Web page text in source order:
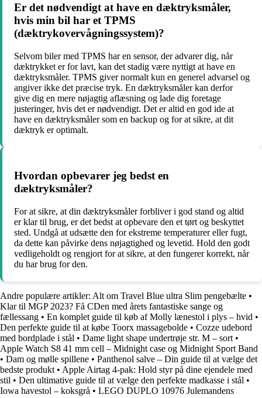
Er det nødvendigt at have en dæktryksmåler,
hvis min bil har et TPMS
(dæktrykovervågningssystem)?
Selvom biler med TPMS har en sensor, der advarer dig, når
dæktrykket er for lavt, kan det stadig være nyttigt at have en
dæktryksmåler. TPMS giver normalt kun en generel advarsel og
angiver ikke det præcise tryk. En dæktryksmåler kan derfor
give dig en mere nøjagtig aflæsning og lade dig foretage
justeringer, hvis det er nødvendigt. Det er altid en god ide at
have en dæktryksmåler som en backup og for at sikre, at dit
dæktryk er optimalt.
Hvordan opbevarer jeg bedst en
dæktryksmåler?
For at sikre, at din dæktryksmåler forbliver i god stand og altid
er klar til brug, er det bedst at opbevare den et tørt og beskyttet
sted. Undgå at udsætte den for ekstreme temperaturer eller fugt,
da dette kan påvirke dens nøjagtighed og levetid. Hold den godt
vedligeholdt og rengjort for at sikre, at den fungerer korrekt, når
du har brug for den.
Andre populære artikler: Alt om Travel Blue ultra Slim pengebælte •
Klar til MGP 2023? Få CDen med årets fantastiske sange og
fællessang • En komplet guide til køb af Molly lænestol i plys – hvid •
Den perfekte guide til at købe Toorx massagebolde • Cozze udebord
med bordplade i stål • Dame light shape undertrøje str. M – sort •
Apple Watch S8 41 mm cell – Midnight case og Midnight Sport Band
• Dam og mølle spillene • Panthenol salve – Din guide til at vælge det
bedste produkt • Apple Airtag 4-pak: Hold styr på dine ejendele med
stil • Den ultimative guide til at vælge den perfekte madkasse i stål •
Iowa havestol – koksgrå • LEGO DUPLO 10976 Julemandens